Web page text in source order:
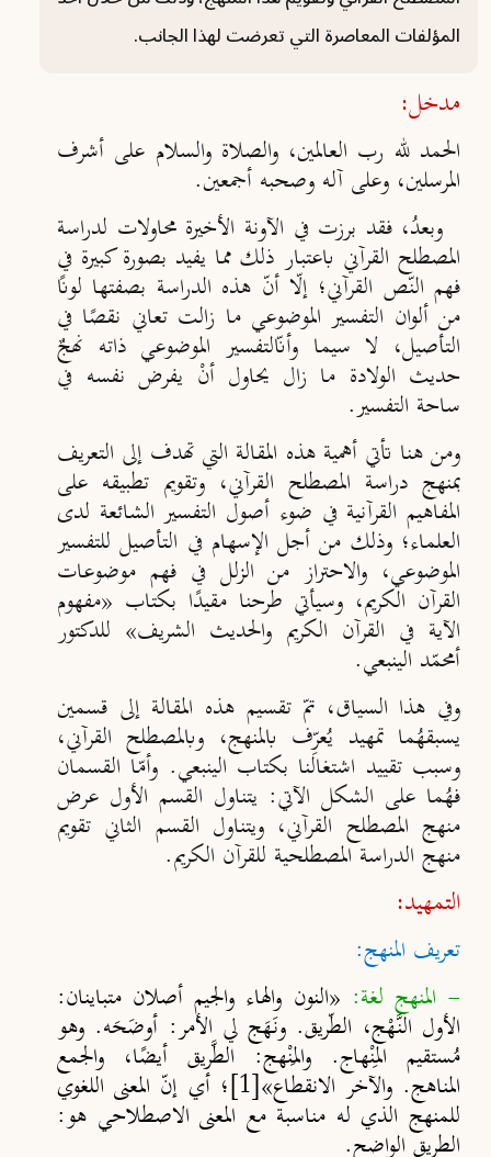
المؤلفات المعاصرة التي تعرضت لهذا الجانب.
مدخل:
الحمد لله رب العالمين، والصلاة والسلام على أشرف
المرسلين، وعلى آله وصحبه أجمعين.
وبعدُ، فقد برزت في الآونة الأخيرة محاولات لدراسة
المصطلح القرآني باعتبار ذلك مما يفيد بصورة كبيرة في
فهم النّص القرآني؛ إلّا أنّ هذه الدراسة بصفتها لونًا
من ألوان التفسير الموضوعي ما زالت تعاني نقصًا في
التأصيل، لا سيما وأنّالتفسير الموضوعي ذاته نهجٌ
حديث الولادة ما زال يحاول أنْ يفرض نفسه في
ساحة التفسير.
ومن هنا تأتي أهمية هذه المقالة التي تهدف إلى التعريف
بمنهج دراسة المصطلح القرآني، وتقويم تطبيقه على
المفاهيم القرآنية في ضوء أصول التفسير الشائعة لدى
العلماء؛ وذلك من أجل الإسهام في التأصيل للتفسير
الموضوعي، والاحتراز من الزلل في فهم موضوعات
القرآن الكريم، وسيأتي طرحنا مقيدًا بكتاب «مفهوم
الآية في القرآن الكريم والحديث الشريف» للدكتور
أمحمّد الينبعي.
وفي هذا السياق، تمّ تقسيم هذه المقالة إلى قسمين
يسبقهُماتمهيد يُعرِّف بالمنهج، وبالمصطلح القرآني،
وسبب تقييد اشتغالنا بكتاب الينبعي. وأمّا القسمان
فهُما على الشكل الآتي: يتناول القسم الأول عرض
منهج المصطلح القرآني، ويتناول القسم الثاني تقويم
منهج الدراسة المصطلحية للقرآن الكريم.
التمهيد:
تعريف المنهج:
- المنهج لغة: «النون والهاء والجيم أصلان متباينان:
الأول النَّهْج، الطّريق. ونَهَج لي الأمر: أوضَحَه. وهو
مُستقيم المِنْهاج. والمَنْهج: الطَّريق أيضًا، والجمع
المناهج. والآخر الانقطاع»[1] ؛ أي إنّ المعنى اللغوي
للمنهج الذي له مناسبة مع المعنى الاصطلاحي هو:
الطريق الواضح.